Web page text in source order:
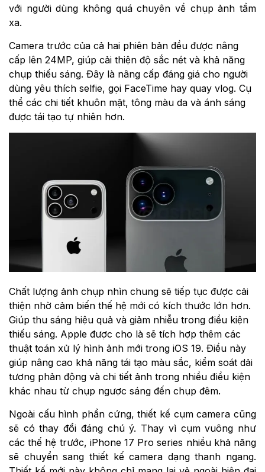
với người dùng không quá chuyên về chụp ảnh tầm
xa.
Camera trước của cả hai phiên bản đều được nâng
cấp lên 24MP, giúp cải thiện độ sắc nét và khả năng
chụp thiếu sáng. Đây là nâng cấp đáng giá cho người
dùng yêu thích selfie, gọi FaceTime hay quay vlog. Cụ
thể các chi tiết khuôn mặt, tông màu da và ánh sáng
được tái tạo tự nhiên hơn.
Chất lượng ảnh chụp nhìn chung sẽ tiếp tục được cải
thiện nhờ cảm biến thế hệ mới có kích thước lớn hơn.
Giúp thu sáng hiệu quả và giảm nhiễu trong điều kiện
thiếu sáng. Apple được cho là sẽ tích hợp thêm các
thuật toán xử lý hình ảnh mới trong iOS 19. Điều này
giúp nâng cao khả năng tái tạo màu sắc, kiểm soát dải
tương phản động và chi tiết ảnh trong nhiều điều kiện
khác nhau từ chụp ngược sáng đến chụp đêm.
Ngoài cấu hình phần cứng, thiết kế cụm camera cũng
sẽ có thay đổi đáng chú ý. Thay vì cụm vuông như
các thế hệ trước, iPhone 17 Pro series nhiều khả năng
sẽ chuyển sang thiết kế camera dạng thanh ngang.